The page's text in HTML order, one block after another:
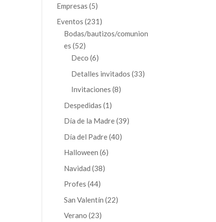
Empresas 55
productos
Eventos 231 231
productos
Bodas/bautizos/comunion
es 5252
productos
Deco 66
productos
Detalles invitados 3333
Invitaciones 88
Despedidas 1 1
producto
Día de la Madre 3939
Día del Padre 4040
Halloween 66
Navidad 3838
Profes 4444
productos
San Valentín 2222
Verano 2323